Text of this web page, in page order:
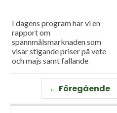
I dagens program har vi en
rapport om
spannmålsmarknaden som
visar stigande priser på vete
och majs samt fallande
premiär för vårt
måndagsprogram med en
längre intervju med Erik
Stjerndahl vd för HIR Skåne,
← Föregående